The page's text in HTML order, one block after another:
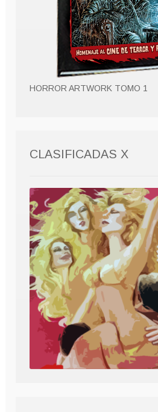
HORROR ARTWORK TOMO 1
CLASIFICADAS X